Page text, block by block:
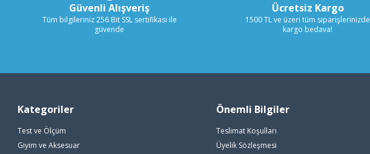
Güvenli Alışveriş
Tüm bilgileriniz 256 Bit SSL sertifikası ile
güvende
Ücretsiz Kargo
1500 TL ve üzeri tüm siparişlerinizde
kargo bedava!
Kategoriler
Test ve Ölçüm
Giyim ve Aksesuar
Önemli Bilgiler
Teslimat Koşulları
Üyelik Sözleşmesi